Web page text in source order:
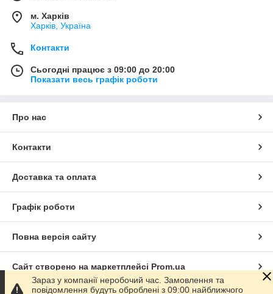
м. Харків
Харків, Україна
Контакти
Сьогодні працює з 09:00 до 20:00
Показати весь графік роботи
Про нас
Контакти
Доставка та оплата
Графік роботи
Повна версія сайту
Сайт створено на маркетплейсі Prom.ua
Зараз у компанії неробочий час. Замовлення та
повідомлення будуть оброблені з 09:00 найближчого